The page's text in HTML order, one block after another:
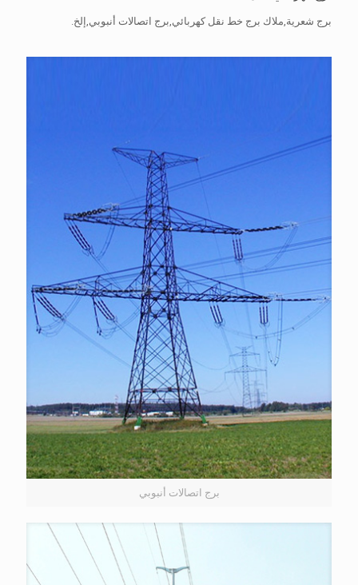
برج شعرية,ملاك برج خط نقل كهربائي,برج اتصالات أنبوبي,إلخ.
برج اتصالات أنبوبي